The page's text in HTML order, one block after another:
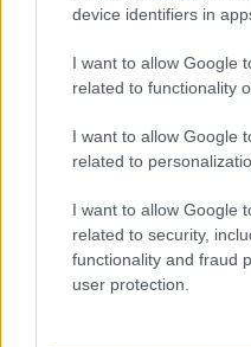
device identifiers in
I want to allow Google
related to functionality
I want to allow Google
related to
I want to allow Google
related to security,
functionality and fraud
user protection.